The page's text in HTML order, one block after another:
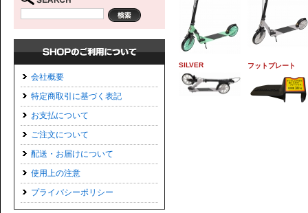
会社概要
特定商取引に基づく表記
お支払について
ご注文について
配送・お届けについて
使用上の注意
プライバシーポリシー
SILVER フットプレート